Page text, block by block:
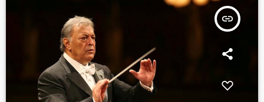
insert_link